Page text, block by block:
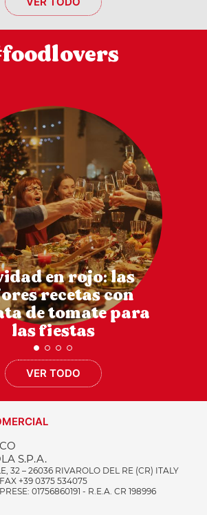
en rojo: las
recetas con
de tomate para
las fiestas
VER TODO
S.P.A.
32 – 26036 RIVAROLO DEL RE (CR) ITALY
+39 0375 534075
01756860191 - R.E.A. CR 198996